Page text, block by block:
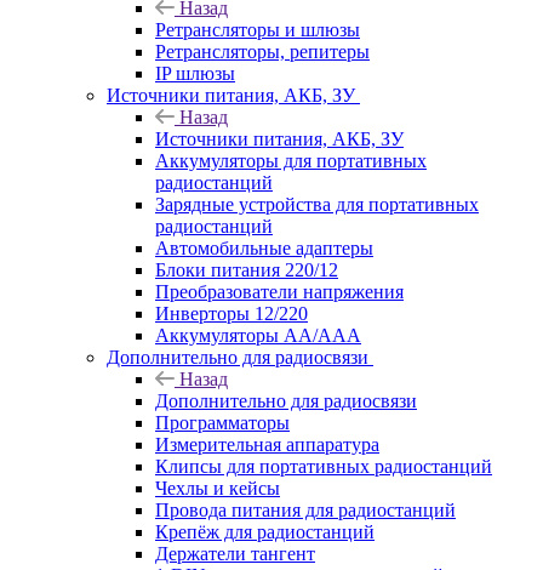
Назад
Ретрансляторы и шлюзы
Ретрансляторы, репитеры
IP шлюзы
Источники питания, АКБ, ЗУ
Назад
Источники питания, АКБ, ЗУ
Аккумуляторы для портативных
радиостанций
Зарядные устройства для портативных
радиостанций
Автомобильные адаптеры
Блоки питания 220/12
Преобразователи напряжения
Инверторы 12/220
Аккумуляторы АА/ААА
Дополнительно для радиосвязи
Назад
Дополнительно для радиосвязи
Программаторы
Измерительная аппаратура
Клипсы для портативных радиостанций
Чехлы и кейсы
Провода питания для радиостанций
Крепёж для радиостанций
Держатели тангент